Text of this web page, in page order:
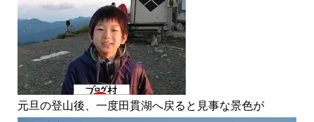
元旦の登山後、一度田貫湖へ戻ると見事な景色が